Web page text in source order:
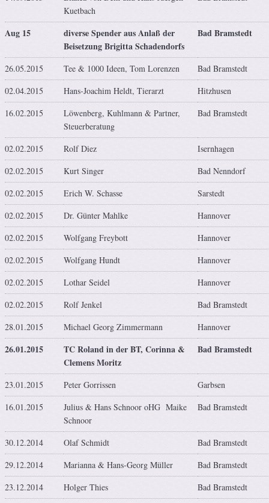
Kuetbach
Aug 15
diverse Spender aus Anlaß der
Beisetzung Brigitta Schadendorfs
Bad Bramstedt
26.05.2015 Tee & 1000 Ideen, Tom Lorenzen
Bad Bramstedt
02.04.2015
Hans-Joachim Heldt, Tierarzt
Hitzhusen
16.02.2015
Löwenberg, Kuhlmann & Partner,
Steuerberatung
Bad Bramstedt
02.02.2015 Rolf Diez
Isernhagen
02.02.2015
Kurt Singer
Bad Nenndorf
02.02.2015
Erich W. Schasse
Sarstedt
02.02.2015
Dr. Günter Mahlke
Hannover
02.02.2015
Wolfgang Freybott
Hannover
02.02.2015
Wolfgang Hundt
Hannover
02.02.2015
Lothar Seidel
Hannover
02.02.2015
Rolf Jenkel
Bad Bramstedt
28.01.2015
Michael Georg Zimmermann Hannover
26.01.2015
TC Roland in der BT, Corinna &
Clemens Moritz
Bad Bramstedt
23.01.2015 Peter Gorrissen
Garbsen
16.01.2015
Julius & Hans Schnoor oHG Maike
Schnoor
Bad Bramstedt
30.12.2014 Olaf Schmidt
Bad Bramstedt
29.12.2014
Marianna & Hans-Georg Müller
Bad Bramstedt
23.12.2014
Holger Thies
Bad Bramstedt